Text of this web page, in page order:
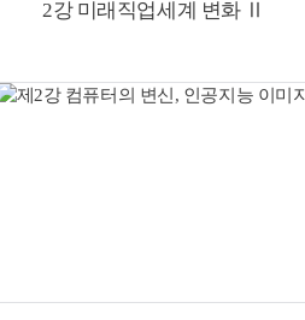
2강 미래직업세계 변화 Ⅱ